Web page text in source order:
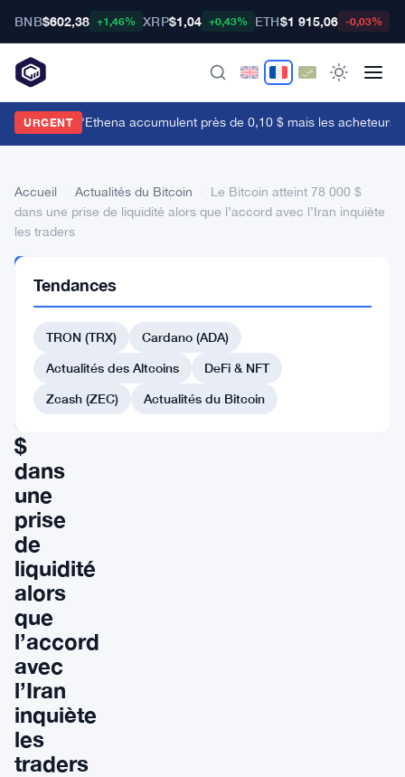
BNB$602,38 +1,46% XRP$1,04 +0,43% ETH$1 915,06 -0,03%
URGENT
baleines d'Ethena accumulent près de 0,10 $ mais les acheteurs
Accueil Actualités du Bitcoin
Le Bitcoin atteint 78 000 $
dans une prise de liquidité alors que l’accord avec l’Iran inquiète
les traders
DU BITCOIN
Bitcoin
atteint
000
$
dans
une
prise
de
liquidité
alors
que
l’accord
avec
l’Iran
inquiète
les
traders
Tendances
TRON (TRX)
Cardano (ADA)
Actualités des Altcoins
DeFi & NFT
Zcash (ZEC)
Actualités du Bitcoin